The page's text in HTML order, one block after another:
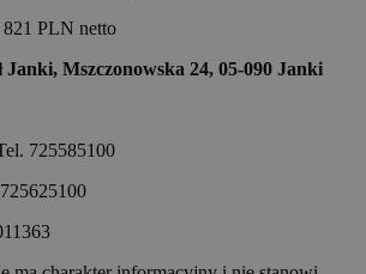
PLN netto
Janki, Mszczonowska 24, 05-090 Janki
725585100